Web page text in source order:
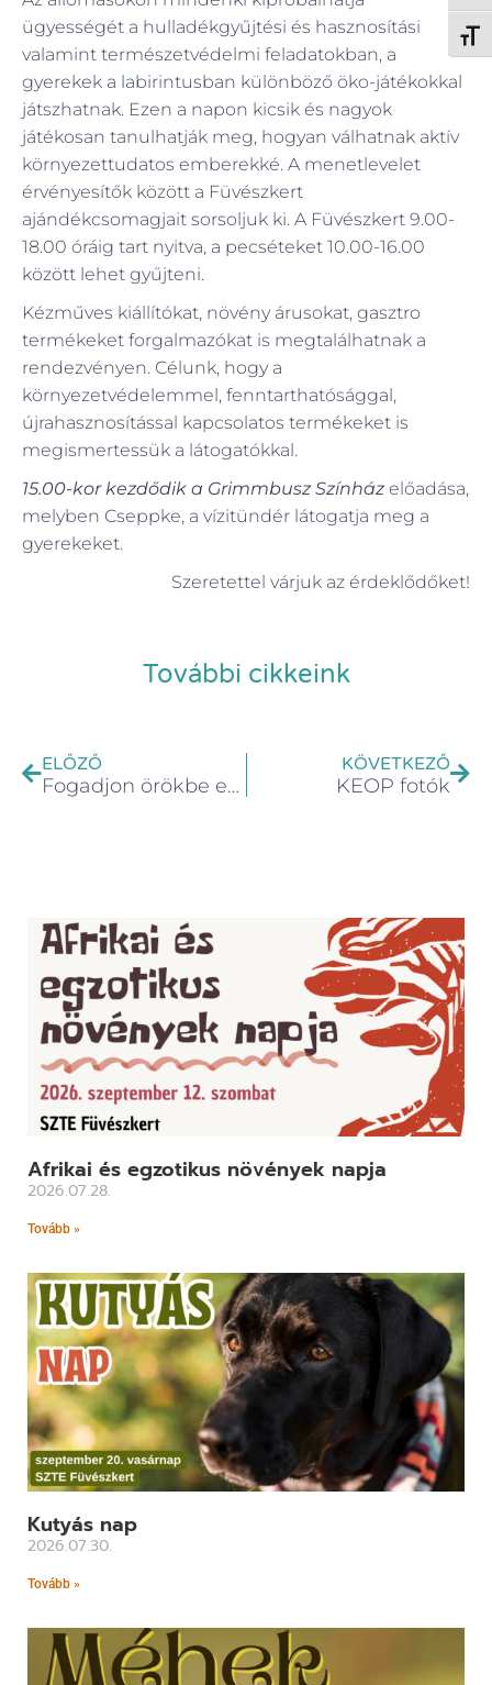
ügyességét a hulladékgyűjtési és hasznosítási
valamint természetvédelmi feladatokban, a
gyerekek a labirintusban különböző öko-játékokkal
játszhatnak. Ezen a napon kicsik és nagyok
játékosan tanulhatják meg, hogyan válhatnak aktív
környezettudatos emberekké. A menetlevelet
érvényesítők között a Füvészkert
ajándékcsomagjait sorsoljuk ki. A Füvészkert 9.00-
18.00 óráig tart nyitva, a pecséteket 10.00-16.00
között lehet gyűjteni.
Kézműves kiállítókat, növény árusokat, gasztro
termékeket forgalmazókat is megtalálhatnak a
rendezvényen. Célunk, hogy a
környezetvédelemmel, fenntarthatósággal,
újrahasznosítással kapcsolatos termékeket is
megismertessük a látogatókkal.
15.00-kor kezdődik a Grimmbusz Színház előadása,
melyben Cseppke, a vízitündér látogatja meg a
gyerekeket.
Szeretettel várjuk az érdeklődőket!
További cikkeink
ELŐZŐ
Fogadjon örökbe egy növényt
KÖVETKEZŐ
KEOP fotók
Afrikai és egzotikus növények napja
2026.07.28.
Tovább »
Kutyás nap
2026.07.30.
Tovább »